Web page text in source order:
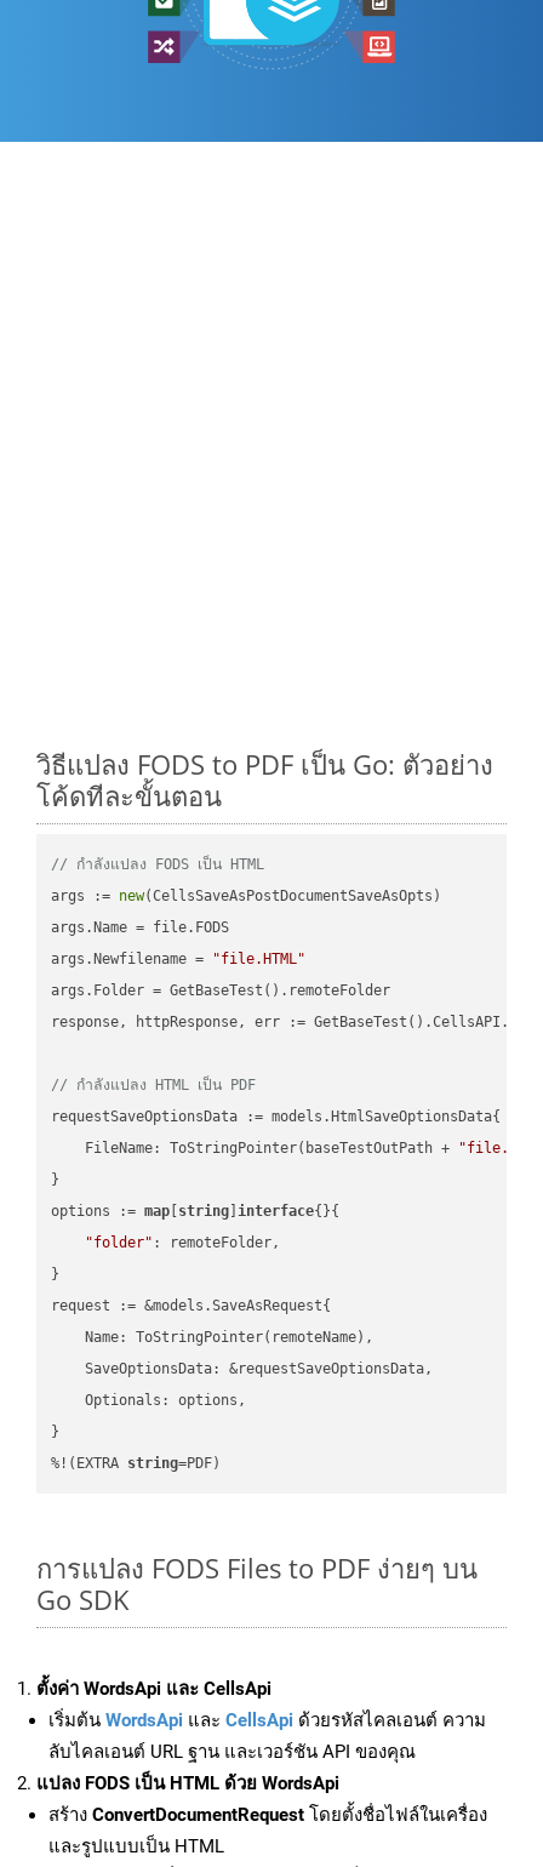
วิธีแปลง FODS to PDF เป็น Go: ตัวอย่าง
โค้ดทีละขั้นตอน
// กำลังแปลง FODS เป็น HTML
args := new(CellsSaveAsPostDocumentSaveAsOpts)
args.Name = file.FODS
args.Newfilename =
"file.HTML"
args.Folder = GetBaseTest().remoteFolder
response, httpResponse, err :=
// กำลังแปลง HTML เป็น PDF
requestSaveOptionsData := models.HtmlSaveOptionsData{
    FileName: ToStringPointer(baseTestOutPath +
}
options := map string ]interface{}{
"folder" : remoteFolder,
}
request := &models.SaveAsRequest{
    Name: ToStringPointer(remoteName),
    SaveOptionsData: &requestSaveOptionsData,
    Optionals: options,
}
%!(EXTRA string=PDF)
การแปลง FODS Files to PDF ง่ายๆ บน
Go SDK
ตั้งค่า WordsApi และ CellsApi
เริ่มต้น WordsApi และ CellsApi ด้วยรหัสไคลเอนต์ ความ
ลับไคลเอนต์ URL ฐาน และเวอร์ชัน API ของคุณ
แปลง FODS เป็น HTML ด้วย WordsApi
สร้าง ConvertDocumentRequest โดยตั้งชื่อไฟล์ในเครื่อง
และรูปแบบเป็น HTML